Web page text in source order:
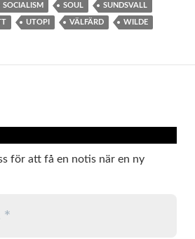
SOCIALISM SOUL SUNDSVALL
UTOPI VÄLFÄRD WILDE
för att få en notis när en ny